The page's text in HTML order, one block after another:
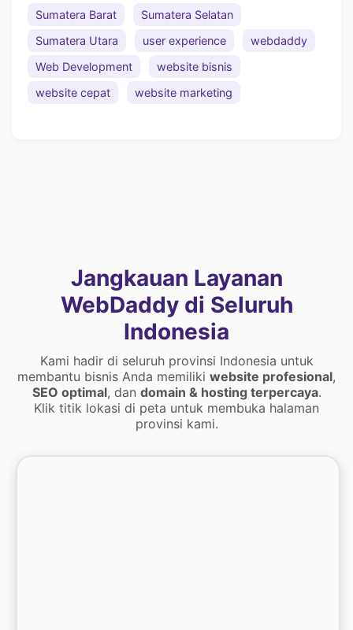
Sumatera Barat
Sumatera Selatan
Sumatera Utara
user experience
webdaddy
Web Development
website bisnis
website cepat
website marketing
Jangkauan Layanan
WebDaddy di Seluruh
Indonesia
Kami hadir di seluruh provinsi Indonesia untuk
membantu bisnis Anda memiliki website profesional,
SEO optimal, dan domain & hosting terpercaya.
Klik titik lokasi di peta untuk membuka halaman
provinsi kami.